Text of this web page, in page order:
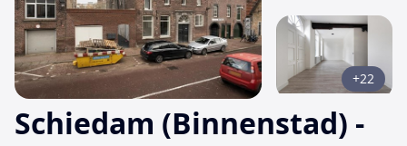
Schiedam (Binnenstad) -
+22